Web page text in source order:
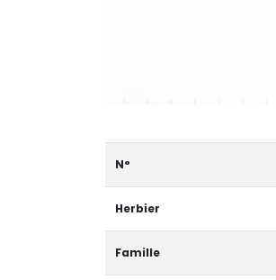
N°
Herbier
Famille